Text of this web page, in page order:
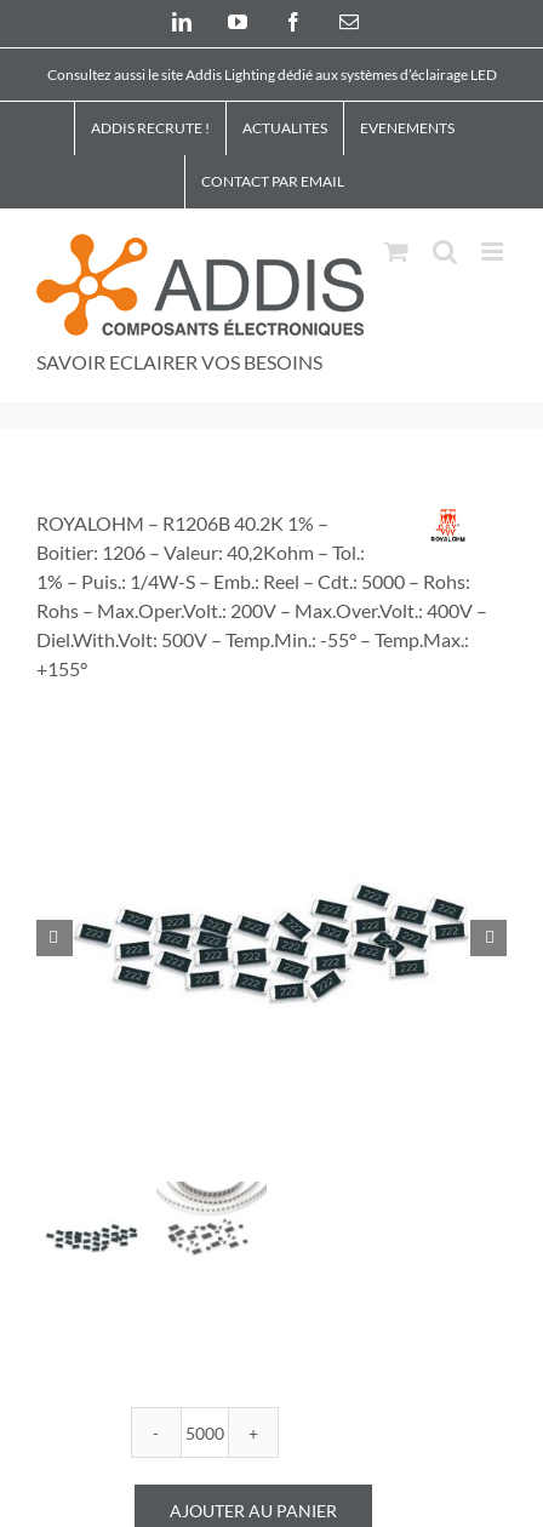
LinkedInYouTube FacebookEmail
Consultez aussi le site Addis Lighting dédié aux systèmes d’éclairage LED
ADDIS RECRUTE ! ACTUALITES EVENEMENTS
CONTACT PAR EMAIL
SAVOIR ECLAIRER VOS BESOINS
ROYALOHM – R1206B 40.2K 1% –
Boitier: 1206 – Valeur: 40,2Kohm – Tol.:
1% – Puis.: 1/4W-S – Emb.: Reel – Cdt.: 5000 – Rohs:
Rohs – Max.Oper.Volt.: 200V – Max.Over.Volt.: 400V –
Diel.With.Volt: 500V – Temp.Min.: -55° – Temp.Max.:
+155°
 
quantité
ROYALOHM
-
AJOUTER AU PANIER